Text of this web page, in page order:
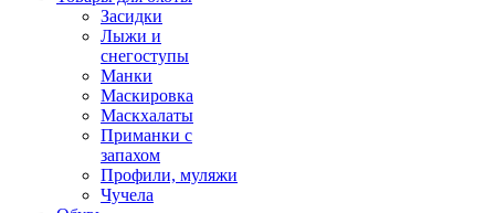
Засидки
Лыжи и
снегоступы
Манки
Маскировка
Маскхалаты
Приманки с
запахом
Профили, муляжи
Чучела